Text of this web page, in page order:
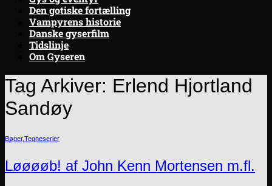
Den gotiske fortælling
Vampyrens historie
Danske gyserfilm
Tidslinje
Om Gyseren
Tag Arkiver: Erlend Hjortland
Sandøy
Bøger,Tegneserier
Løøøøb! af John Kenn Mortensen m.fl.